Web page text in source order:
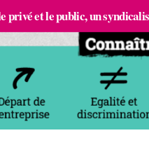
privé et le public, un